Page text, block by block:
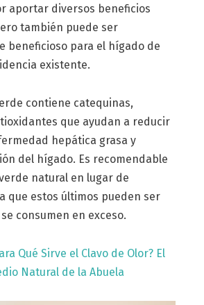
aportar diversos beneficios
también puede ser
beneficioso para el hígado de
existente.
contiene catequinas,
que ayudan a reducir
hepática grasa y
del hígado. Es recomendable
natural en lugar de
que estos últimos pueden ser
consumen en exceso.
Qué Sirve el Clavo de Olor? El
Natural de la Abuela